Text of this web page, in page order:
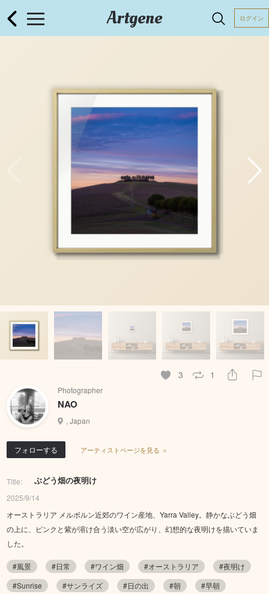
Artgene ログイン
3 1
Photographer
NAO
, Japan
フォローする アーティストページを見る ＞
Title: ぶどう畑の夜明け
2025/9/14
オーストラリア メルボルン近郊のワイン産地、Yarra Valley。静かなぶどう畑
の上に、ピンクと紫が溶け合う淡い空が広がり、幻想的な夜明けを描いていま
した。
#風景 #日常 #ワイン畑 #オーストラリア
#夜明け
#Sunrise
#サンライズ #日の出 #朝
#早朝